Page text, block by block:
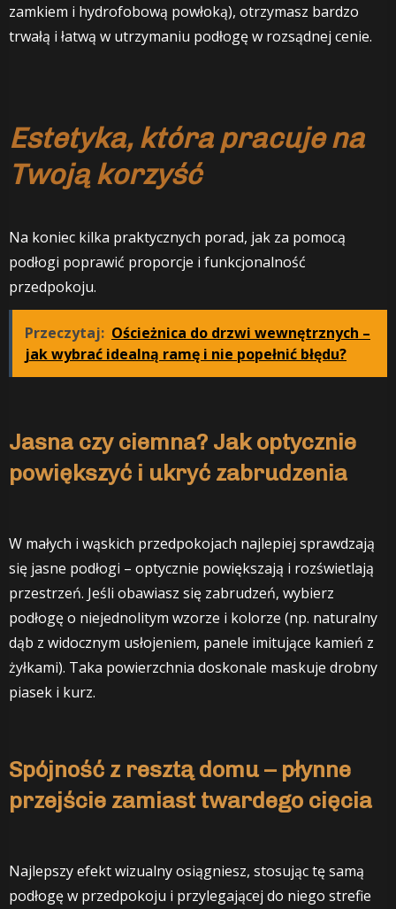
zamkiem i hydrofobową powłoką), otrzymasz bardzo
trwałą i łatwą w utrzymaniu podłogę w rozsądnej cenie.
Estetyka, która pracuje na
Twoją korzyść
Na koniec kilka praktycznych porad, jak za pomocą
podłogi poprawić proporcje i funkcjonalność
przedpokoju.
Przeczytaj: Ościeżnica do drzwi wewnętrznych –
jak wybrać idealną ramę i nie popełnić błędu?
Jasna czy ciemna? Jak optycznie
powiększyć i ukryć zabrudzenia
W małych i wąskich przedpokojach najlepiej sprawdzają
się jasne podłogi – optycznie powiększają i rozświetlają
przestrzeń. Jeśli obawiasz się zabrudzeń, wybierz
podłogę o niejednolitym wzorze i kolorze (np. naturalny
dąb z widocznym usłojeniem, panele imitujące kamień z
żyłkami). Taka powierzchnia doskonale maskuje drobny
piasek i kurz.
Spójność z resztą domu – płynne
przejście zamiast twardego cięcia
Najlepszy efekt wizualny osiągniesz, stosując tę samą
podłogę w przedpokoju i przylegającej do niego strefie